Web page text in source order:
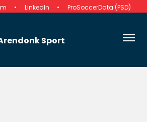
LinkedIn ProSoccerData (PSD)
Sport